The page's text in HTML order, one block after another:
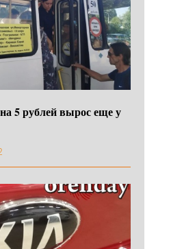
5 рублей вырос еще у